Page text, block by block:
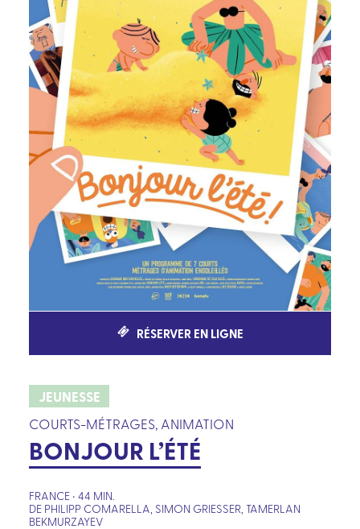
RÉSERVER EN LIGNE
JEUNESSE
COURTS-MÉTRAGES, ANIMATION
BONJOUR L’ÉTÉ
FRANCE • 44 MIN.
DE PHILIPP COMARELLA, SIMON GRIESSER, TAMERLAN
BEKMURZAYEV